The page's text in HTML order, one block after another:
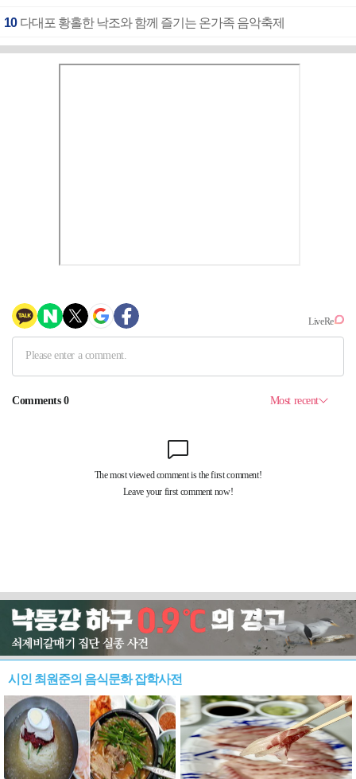
10 다대포 황홀한 낙조와 함께 즐기는 온가족 음악축제
시인 최원준의 음식문화 잡학사전